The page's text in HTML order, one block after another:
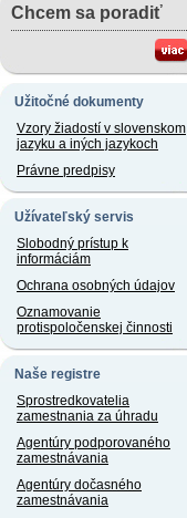
Chcem sa poradiť
Užitočné dokumenty
Vzory žiadostí v slovenskom
jazyku a iných jazykoch
Právne predpisy
Užívateľský servis
Slobodný prístup k
informáciám
Ochrana osobných údajov
Oznamovanie
protispoločenskej činnosti
Naše registre
Sprostredkovatelia
zamestnania za úhradu
Agentúry podporovaného
zamestnávania
Agentúry dočasného
zamestnávania